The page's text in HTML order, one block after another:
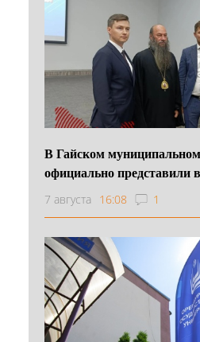
В Гайском
официально представили
7 августа 16:08 1